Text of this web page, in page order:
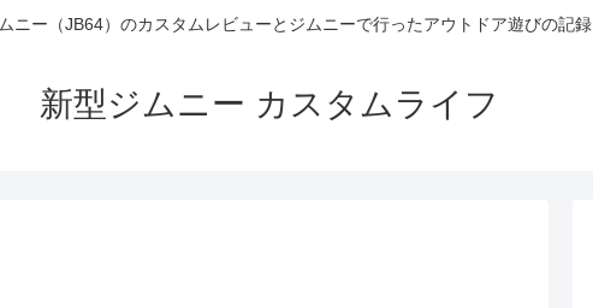
ニー（JB64）のカスタムレビューとジムニーで行ったアウトドア遊びの記録
新型ジムニー カスタムライフ